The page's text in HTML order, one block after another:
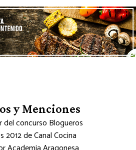
y Menciones